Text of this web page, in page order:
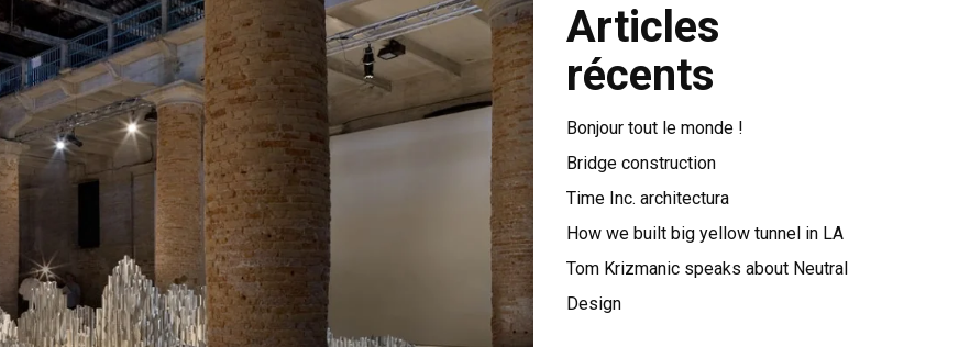
Articles
récents
Bonjour tout le monde !
Bridge construction
Time Inc. architectura
How we built big yellow tunnel in LA
Tom Krizmanic speaks about Neutral
Design